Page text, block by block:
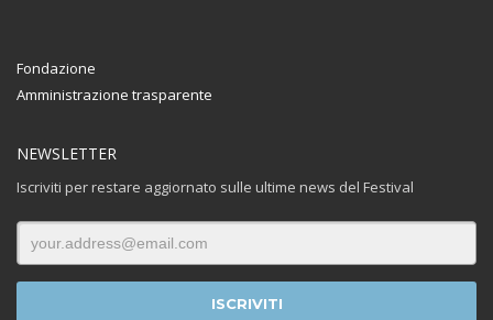
Fondazione
Amministrazione trasparente
NEWSLETTER
Iscriviti per restare aggiornato sulle ultime news del Festival